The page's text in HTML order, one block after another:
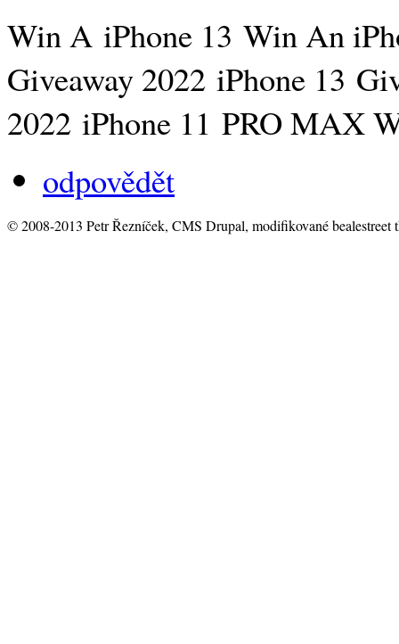
Win A iPhone 13 Win An
Giveaway 2022 iPhone 13
2022 iPhone 11 PRO MAX
odpovědět
© 2008-2013 Petr Řezníček, CMS Drupal, modifikované bealestreet